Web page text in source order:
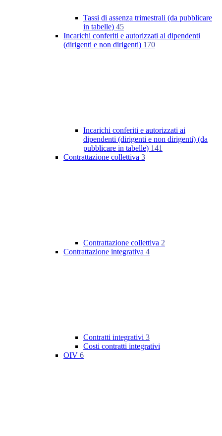
Tassi di assenza trimestrali (da pubblicare
in tabelle) 45
Incarichi conferiti e autorizzati ai dipendenti
(dirigenti e non dirigenti) 170
Incarichi conferiti e autorizzati ai
dipendenti (dirigenti e non dirigenti) (da
pubblicare in tabelle) 141
Contrattazione collettiva 3
Contrattazione collettiva 2
Contrattazione integrativa 4
Contratti integrativi 3
Costi contratti integrativi
OIV 6